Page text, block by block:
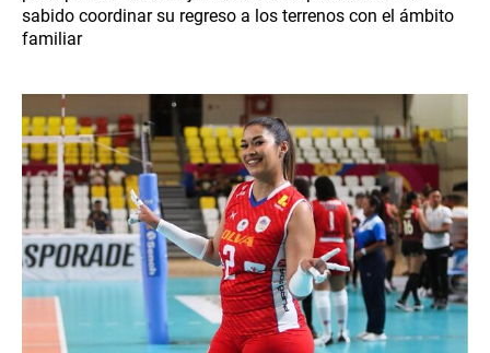
sabido coordinar su regreso a los terrenos con el ámbito
familiar